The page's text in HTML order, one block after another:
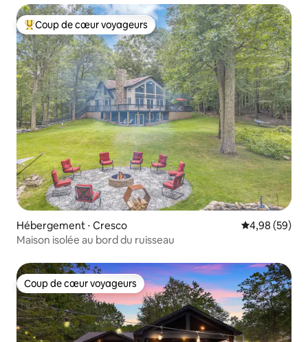
Coups de cœur voyageurs les plus appréciés
Coup de cœur voyageurs
Hébergement ⋅ Cresco Évaluation
4,98 (59)
Maison isolée au bord du ruisseau
Coup de cœur voyageurs
Coup de cœur voyageurs